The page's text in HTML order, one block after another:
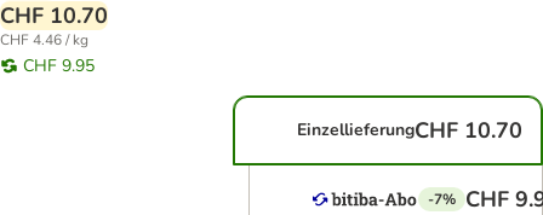
CHF 10.70
CHF 4.46 / kg
CHF 9.95
EinzellieferungCHF 10.70
-7% CHF